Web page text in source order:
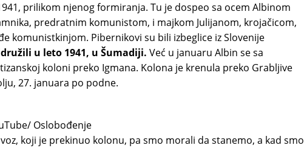
prilikom njenog formiranja. Tu je dospeo sa ocem Albinom
predratnim komunistom, i majkom Julijanom, krojačicom,
komunistkinjom. Pibernikovi su bili izbeglice iz Slovenije
u leto 1941, u Šumadiji. Već u januaru Albin se sa
koloni preko Igmana. Kolona je krenula preko Grabljive
27. januara po podne.
Oslobođenje
koji je prekinuo kolonu, pa smo morali da stanemo, a kad smo